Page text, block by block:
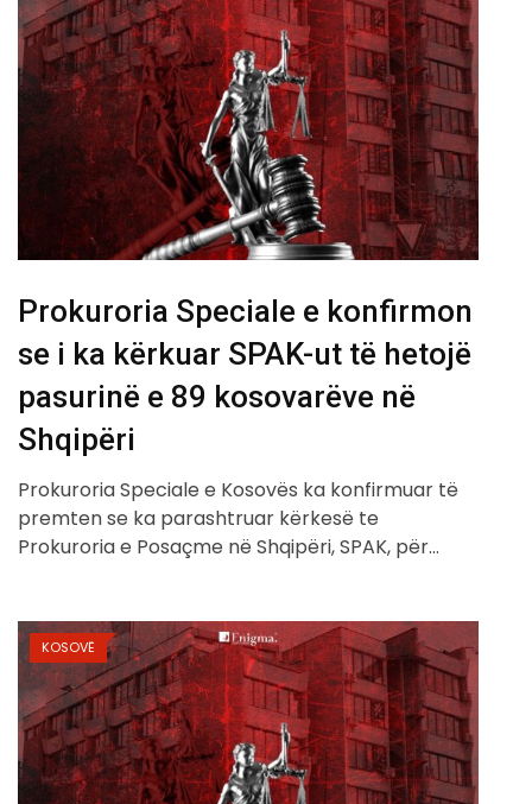
Prokuroria Speciale e konfirmon
se i ka kërkuar SPAK-ut të hetojë
pasurinë e 89 kosovarëve në
Shqipëri
Prokuroria Speciale e Kosovës ka konfirmuar të
premten se ka parashtruar kërkesë te
Prokuroria e Posaçme në Shqipëri, SPAK, për…
KOSOVË